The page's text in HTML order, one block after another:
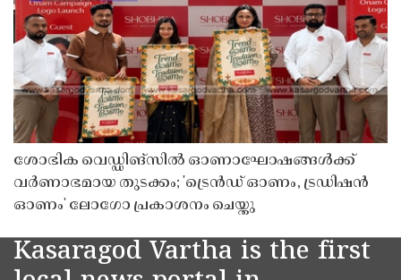
ശോഭിക വെഡ്ഡിങ്സിൽ ഓണാഘോഷങ്ങൾക്ക്
വർണാഭമായ തുടക്കം; 'ട്രെൻഡ് ഓണം, ട്രഡിഷൻ
ഓണം' ലോഗോ പ്രകാശനം ചെയ്തു
Kasaragod Vartha is the first